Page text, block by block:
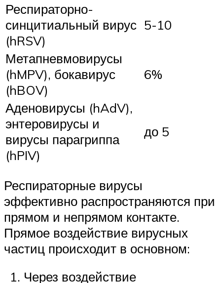
Респираторно-
синцитиальный вирус
(hRSV)
5-10
Метапневмовирусы
(hMPV), бокавирус
(hBOV)
6%
Аденовирусы (hAdV),
энтеровирусы и
вирусы парагриппа
(hPIV)
до 5
Респираторные вирусы
эффективно распространяются при
прямом и непрямом контакте.
Прямое воздействие вирусных
частиц происходит в основном:
Через воздействие